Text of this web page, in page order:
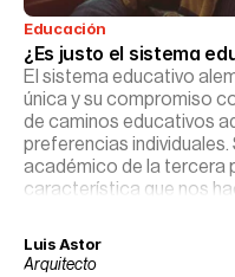
Educación
¿Es justo el sistema
El sistema educativo
única y su compromiso
de caminos educativos
preferencias
académico de la tercera
característica que nos
nuestros centros.
Luis Astor
Arquitecto